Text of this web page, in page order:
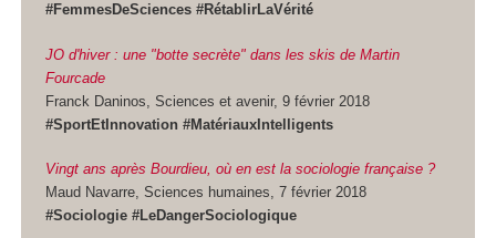
#FemmesDeSciences #RétablirLaVérité
JO d'hiver : une "botte secrète" dans les skis de Martin
Fourcade
Franck Daninos, Sciences et avenir, 9 février 2018
#SportEtInnovation #MatériauxIntelligents
Vingt ans après Bourdieu, où en est la sociologie française ?
Maud Navarre, Sciences humaines, 7 février 2018
#Sociologie #LeDangerSociologique